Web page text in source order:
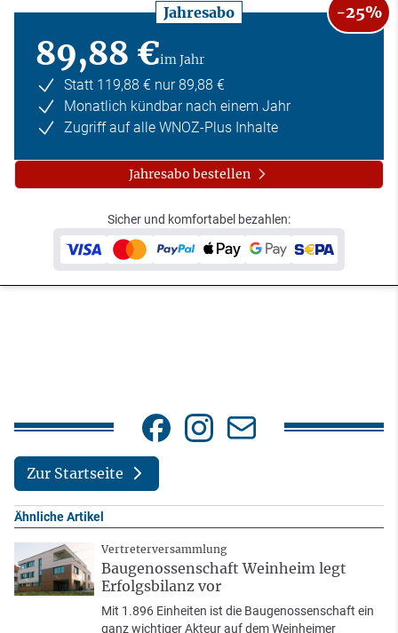
Jahresabo -25%
89,88 €im Jahr
Statt 119,88 € nur 89,88 €
Monatlich kündbar nach einem Jahr
Zugriff auf alle WNOZ-Plus Inhalte
Jahresabo bestellen
Sicher und komfortabel bezahlen:
Zur Startseite
Ähnliche Artikel
Vertreterversammlung
Baugenossenschaft Weinheim legt
Erfolgsbilanz vor
Mit 1.896 Einheiten ist die Baugenossenschaft ein
ganz wichtiger Akteur auf dem Weinheimer